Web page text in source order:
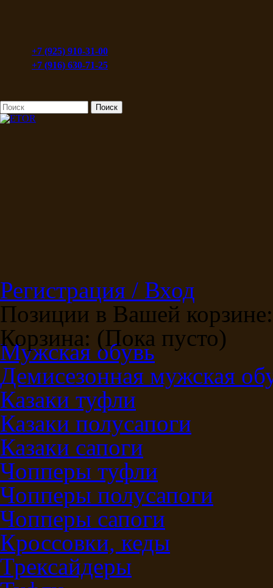
+7 (925) 910-31-00
+7 (916) 630-71-25
Регистрация / Вход
Позиции в Вашей корзине:
Корзина: (Пока пусто)
Мужская обувь
Демисезонная мужская
Казаки туфли
Казаки полусапоги
Казаки сапоги
Чопперы туфли
Чопперы полусапоги
Чопперы сапоги
Кроссовки, кеды
Трексайдеры